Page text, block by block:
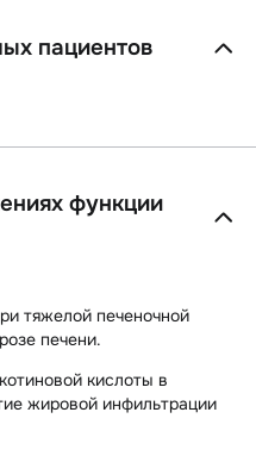
пациентов
функции
тяжелой печеночной
печени.
кислоты в
жировой инфильтрации